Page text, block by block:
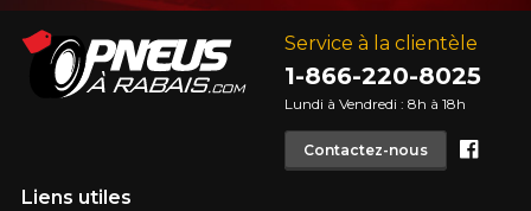
Service à la clientèle
1-866-220-8025
Lundi à Vendredi : 8h à 18h
Contactez-nous
Liens utiles